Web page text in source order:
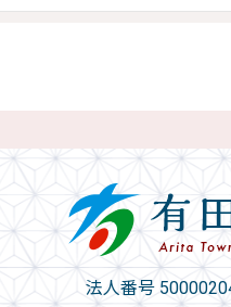
法人番号